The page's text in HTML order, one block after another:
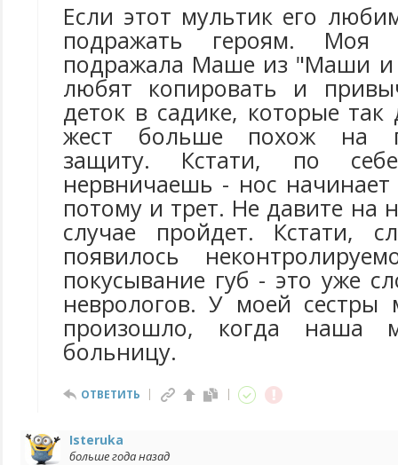
Если этот мультик его
подражать героям. Моя
подражала Маше из "Маши и
любят копировать и
деток в садике, которые
жест больше похож на
защиту. Кстати, по
нервничаешь - нос
потому и трет. Не давите на
случае пройдет. Кстати,
появилось
покусывание губ - это уже
неврологов. У моей сестры
произошло, когда наша
больницу.
ОТВЕТИТЬ
Isteruka
больше года назад